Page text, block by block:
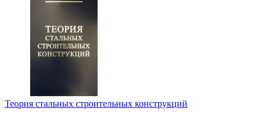
Теория стальных строительных конструкций